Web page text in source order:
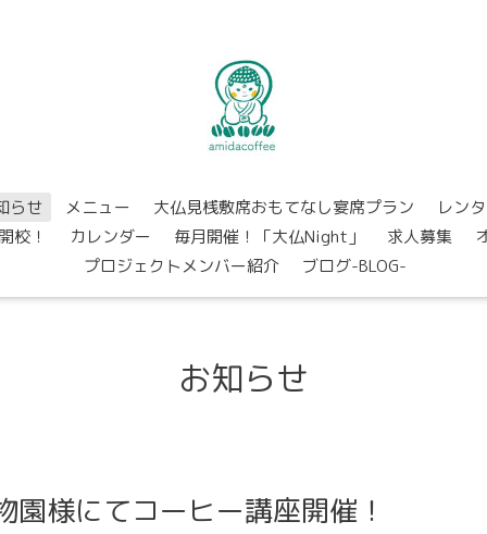
らせ メニュー 大仏見桟敷席おもてなし宴席プラン
レン
校！
カレンダー 毎月開催！「大仏Night」 求人募集
プロジェクトメンバー紹介
ブログ-BLOG-
お知らせ
様にてコーヒー講座開催！